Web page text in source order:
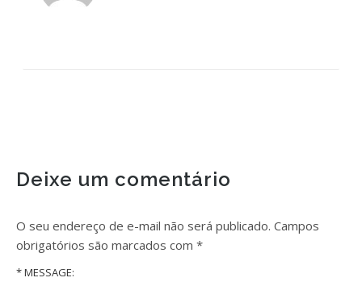
Deixe um comentário
O seu endereço de e-mail não será publicado. Campos
obrigatórios são marcados com *
* MESSAGE: